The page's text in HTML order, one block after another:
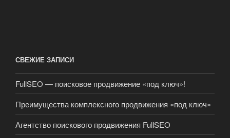
СВЕЖИЕ ЗАПИСИ
FullSEO — поисковое продвижение «под ключ»!
Преимущества комплексного продвижения «под ключ»
Агентство поискового продвижения FullSEO